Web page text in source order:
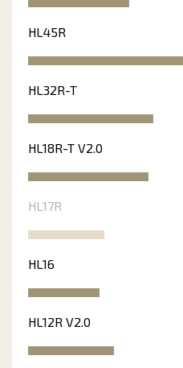
HL45R
HL32R-T
HL18R-T V2.0
HL17R
HL16
HL12R V2.0